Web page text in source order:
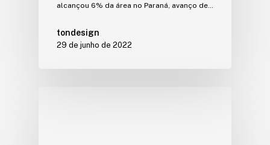
alcançou 6% da área no Paraná, avanço de…
tondesign
29 de junho de 2022